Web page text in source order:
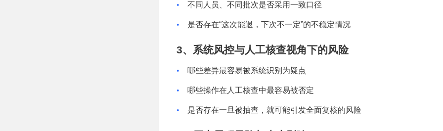
• 不同人员、不同批次是否采用一致口径
• 是否存在“这次能退，下次不一定”的不稳定情况
3、系统风控与人工核查视角下的风险
• 哪些差异最容易被系统识别为疑点
• 哪些操作在人工核查中最容易被否定
• 是否存在一旦被抽查，就可能引发全面复核的风险